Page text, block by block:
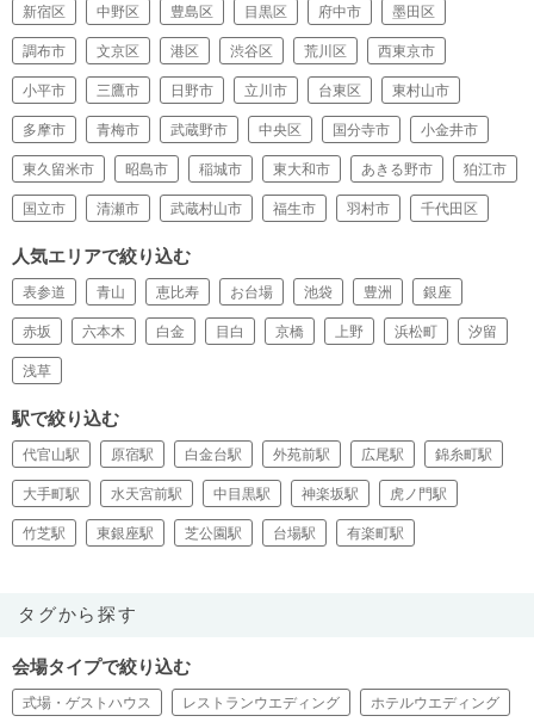
新宿区 中野区 豊島区 目黒区 府中市 墨田区
調布市 文京区 港区 渋谷区 荒川区 西東京市
小平市 三鷹市 日野市 立川市 台東区 東村山市
多摩市 青梅市 武蔵野市 中央区 国分寺市 小金井市
東久留米市 昭島市 稲城市 東大和市 あきる野市 狛江市
国立市 清瀬市 武蔵村山市 福生市 羽村市 千代田区
人気エリアで絞り込む
表参道 青山 恵比寿 お台場 池袋 豊洲 銀座
赤坂 六本木 白金 目白 京橋 上野 浜松町 汐留
浅草
駅で絞り込む
代官山駅 原宿駅 白金台駅 外苑前駅 広尾駅 錦糸町駅
大手町駅 水天宮前駅 中目黒駅 神楽坂駅 虎ノ門駅
竹芝駅 東銀座駅 芝公園駅 台場駅 有楽町駅
タグから探す
会場タイプで絞り込む
式場・ゲストハウス レストランウエディング ホテルウエディング